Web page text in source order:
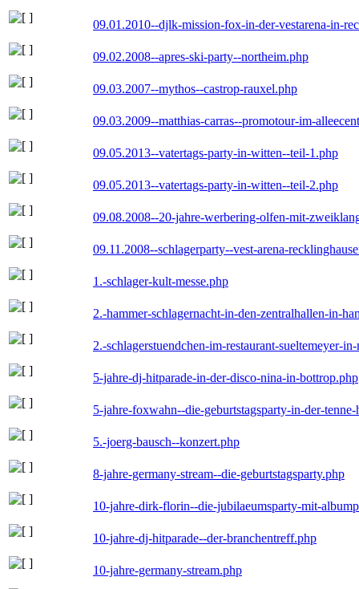
09.01.2010--djlk-mission-fox-in-der-vestarena-in-
09.02.2008--apres-ski-party--northeim.php
09.03.2007--mythos--castrop-rauxel.php
09.03.2009--matthias-carras--promotour-im-
09.05.2013--vatertags-party-in-witten--teil-1.php
09.05.2013--vatertags-party-in-witten--teil-2.php
09.08.2008--20-jahre-werbering-olfen-mit-
09.11.2008--schlagerparty--vest-arena-
1.-schlager-kult-messe.php
2.-hammer-schlagernacht-in-den-zentralhallen-in-
2.-schlagerstuendchen-im-restaurant-sueltemeyer-
5-jahre-dj-hitparade-in-der-disco-nina-in-bottrop.php
5-jahre-foxwahn--die-geburtstagsparty-in-der-tenne-
5.-joerg-bausch--konzert.php
8-jahre-germany-stream--die-geburtstagsparty.php
10-jahre-dirk-florin--die-jubilaeumsparty-mit-
10-jahre-dj-hitparade--der-branchentreff.php
10-jahre-germany-stream.php